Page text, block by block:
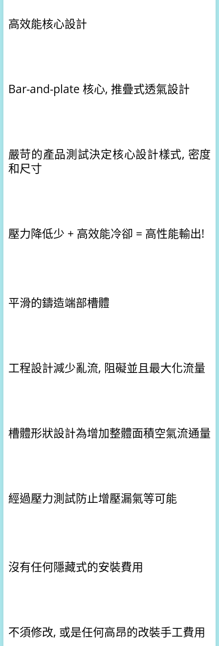
高效能核心設計
Bar-and-plate 核心, 推疊式透氣設計
嚴苛的產品測試決定核心設計樣式, 密度
和尺寸
壓力降低少 + 高效能冷卻 = 高性能輸出!
平滑的鑄造端部槽體
工程設計減少亂流, 阻礙並且最大化流量
槽體形狀設計為增加整體面積空氣流通量
經過壓力測試防止增壓漏氣等可能
沒有任何隱藏式的安裝費用
不須修改, 或是任何高昂的改裝手工費用